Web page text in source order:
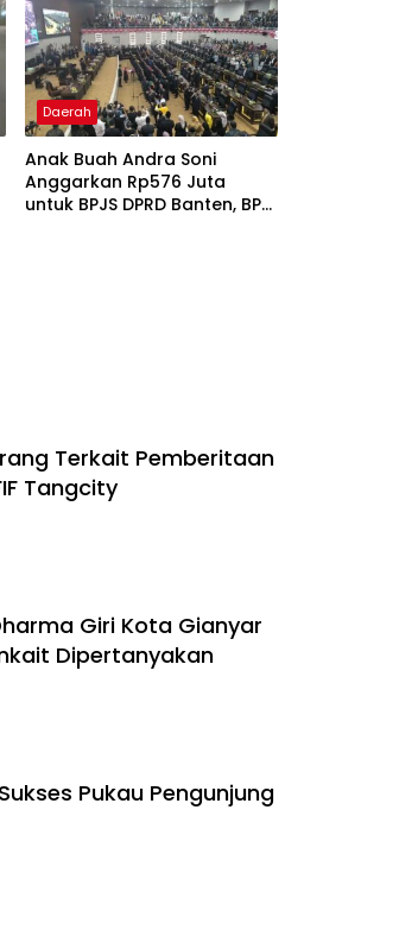
Daerah
Anak Buah Andra Soni
Anggarkan Rp576 Juta
untuk BPJS DPRD Banten, BPK
Terkait Pemberitaan
Tangcity
Giri Kota Gianyar
Dipertanyakan
Pukau Pengunjung